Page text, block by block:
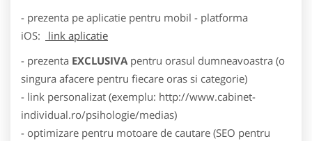
- prezenta pe aplicatie pentru mobil - platforma
iOS:
link aplicatie
- prezenta EXCLUSIVA pentru orasul dumneavoastra (o
singura afacere pentru fiecare oras si categorie)
- link personalizat (exemplu: http://www.cabinet-
individual.ro/psihologie/medias)
- optimizare pentru motoare de cautare (SEO pentru